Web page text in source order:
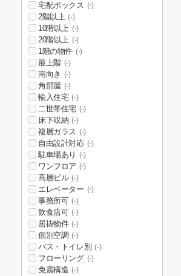
宅配ボックス (-)
2階以上 (-)
10階以上 (-)
20階以上 (-)
1階の物件 (-)
最上階 (-)
南向き (-)
角部屋 (-)
輸入住宅 (-)
二世帯住宅 (-)
床下収納 (-)
複層ガラス (-)
自由設計対応 (-)
駐車場あり (-)
ワンフロア (-)
高層ビル (-)
エレベーター (-)
事務所可 (-)
飲食店可 (-)
居抜物件 (-)
個別空調 (-)
バス・トイレ別 (-)
フローリング (-)
免震構造 (-)